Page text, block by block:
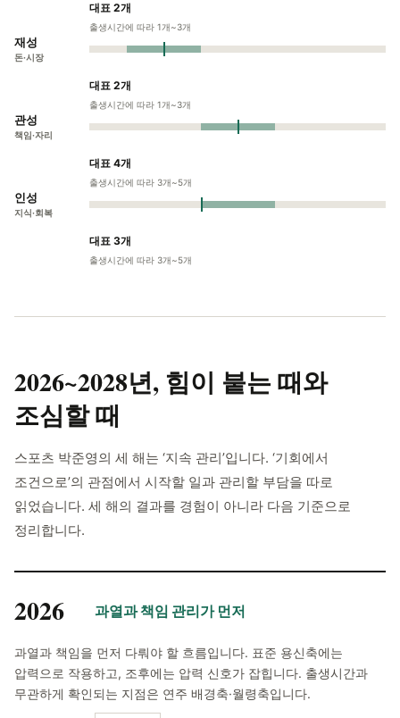
대표 2개
출생시간에 따라 1개~3개
재성
돈·시장
대표 2개
출생시간에 따라 1개~3개
관성
책임·자리
대표 4개
출생시간에 따라 3개~5개
인성
지식·회복
대표 3개
출생시간에 따라 3개~5개
2026~2028년, 힘이 붙는 때와
조심할 때
스포츠 박준영의 세 해는 ‘지속 관리’입니다. ‘기회에서
조건으로’의 관점에서 시작할 일과 관리할 부담을 따로
읽었습니다. 세 해의 결과를 경험이 아니라 다음 기준으로
정리합니다.
2026 과열과 책임 관리가 먼저
과열과 책임을 먼저 다뤄야 할 흐름입니다. 표준 용신축에는
압력으로 작용하고, 조후에는 압력 신호가 잡힙니다. 출생시간과
무관하게 확인되는 지점은 연주 배경축·월령축입니다.